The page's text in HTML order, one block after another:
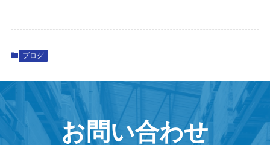
ブログ
お問い合わせ